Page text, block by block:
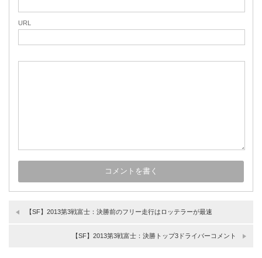
URL
【SF】2013第3戦富士：決勝前のフリー走行はロッテラーが最速
【SF】2013第3戦富士：決勝トップ3ドライバーコメント